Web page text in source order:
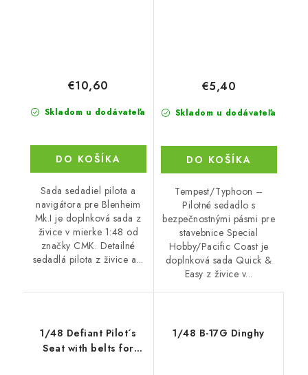
Skladom u dodávateľa
€10,60
DO KOŠÍKA
Sada sedadiel pilota a
navigátora pre Blenheim
Mk.I je doplnková sada z
živice v mierke 1:48 od
značky CMK. Detailné
sedadlá pilota z živice a...
Skladom u dodávateľa
€5,40
DO KOŠÍKA
Tempest/Typhoon –
Pilotné sedadlo s
bezpečnostnými pásmi pre
stavebnice Special
Hobby/Pacific Coast je
doplnková sada Quick &
Easy z živice v...
1/48 Defiant Pilot´s
Seat with belts for
1/48 B-17G Dinghy